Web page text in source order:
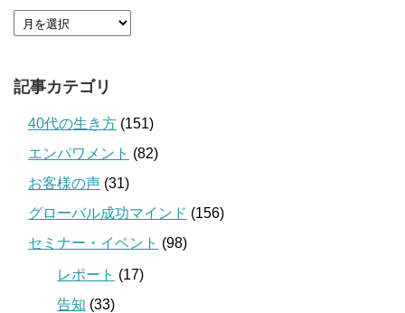
記事カテゴリ
40代の生き方 (151)
エンパワメント (82)
お客様の声 (31)
グローバル成功マインド (156)
セミナー・イベント (98)
レポート (17)
告知 (33)